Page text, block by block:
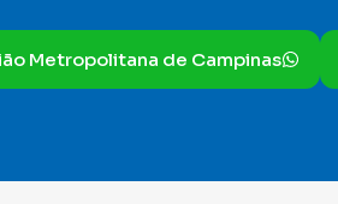
Metropolitana de Campinas